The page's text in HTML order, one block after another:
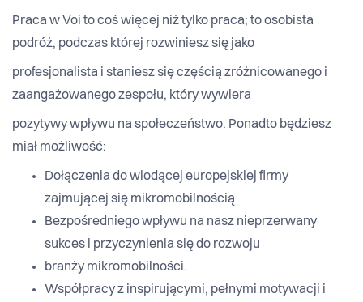
Praca w Voi to coś więcej niż tylko praca; to osobista
podróż, podczas której rozwiniesz się jako
profesjonalista i staniesz się częścią zróżnicowanego i
zaangażowanego zespołu, który wywiera
pozytywy wpływu na społeczeństwo. Ponadto będziesz
miał możliwość:
Dołączenia do wiodącej europejskiej firmy
zajmującej się mikromobilnością
Bezpośredniego wpływu na nasz nieprzerwany
sukces i przyczynienia się do rozwoju
branży mikromobilności.
Współpracy z inspirującymi, pełnymi motywacji i